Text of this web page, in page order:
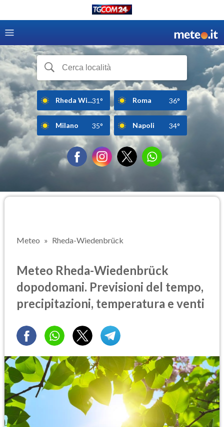
Rheda Wi...31° Roma 36°
Milano 35° Napoli 34°
Meteo Rheda-Wiedenbrück
Meteo Rheda-Wiedenbrück
dopodomani. Previsioni del tempo,
precipitazioni, temperatura e venti